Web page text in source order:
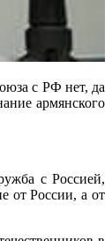
с РФ нет, да
армянского
с Россией,
от России, а от